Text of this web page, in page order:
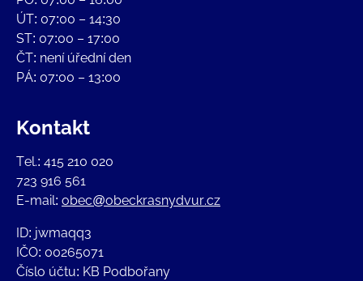
ÚT: 07:00 – 14:30
ST: 07:00 – 17:00
ČT: není úřední den
PÁ: 07:00 – 13:00
Kontakt
Tel.: 415 210 020
723 916 561
E-mail: obec@obeckrasnydvur.cz
ID: jwmaqq3
IČO: 00265071
Číslo účtu: KB Podbořany